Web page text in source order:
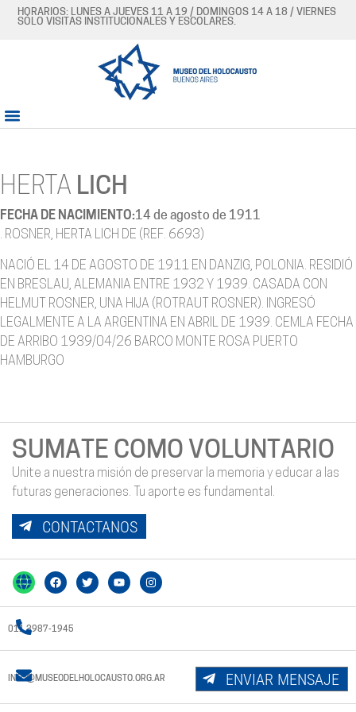
HORARIOS: LUNES A JUEVES 11 A 19 / DOMINGOS 14 A 18 / VIERNES
SÓLO VISITAS INSTITUCIONALES Y ESCOLARES.
HERTA LICH
FECHA DE NACIMIENTO:14 de agosto de 1911
. ROSNER, HERTA LICH DE (REF. 6693)
NACIÓ EL 14 DE AGOSTO DE 1911 EN DANZIG, POLONIA. RESIDIÓ
EN BRESLAU, ALEMANIA ENTRE 1932 Y 1939. CASADA CON
HELMUT ROSNER, UNA HIJA (ROTRAUT ROSNER). INGRESÓ
LEGALMENTE A LA ARGENTINA EN ABRIL DE 1939. CEMLA FECHA
DE ARRIBO 1939/04/26 BARCO MONTE ROSA PUERTO
HAMBURGO
SUMATE COMO VOLUNTARIO
Unite a nuestra misión de preservar la memoria y educar a las
futuras generaciones. Tu aporte es fundamental.
CONTACTANOS
011 3987-1945
INFO@MUSEODELHOLOCAUSTO.ORG.AR ENVIAR MENSAJE